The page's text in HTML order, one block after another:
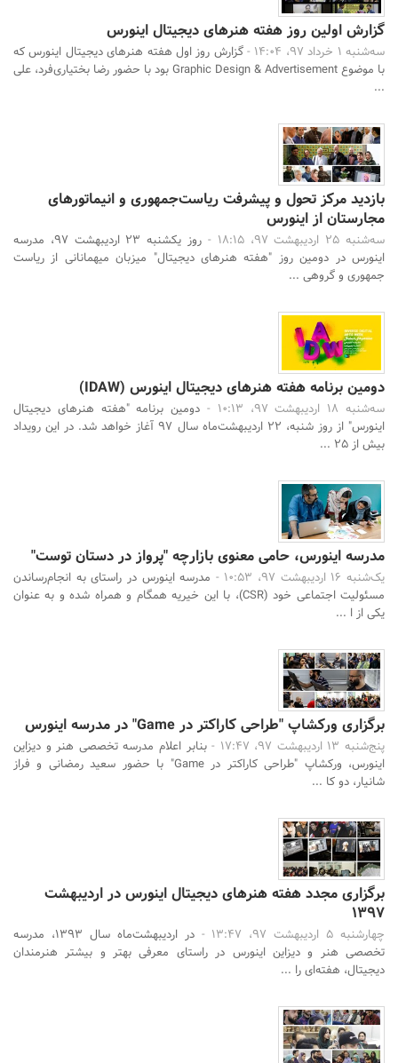
گزارش اولین روز هفته هنرهای دیجیتال اینورس
سه‌شنبه 1 خرداد 97، 14:04 -
گزارش روز اول هفته هنرهای دیجیتال اینورس که
با موضوع Graphic Design & Advertisement بود با حضور رضا بختیاری‌فرد، علی
...
بازدید مرکز تحول و پیشرفت ریاست‌جمهوری و انیماتورهای
مجارستان از اینورس
سه‌شنبه 25 اردیبهشت 97، 18:15 -
روز یکشنبه 23 اردیبهشت 97، مدرسه
اینورس در دومین روز "هفته هنرهای دیجیتال" میزبان میهمانانی از ریاست
جمهوری و گروهی ...
دومین برنامه هفته هنرهای دیجیتال اینورس (IDAW)
سه‌شنبه 18 اردیبهشت 97، 10:13 -
دومین برنامه "هفته هنرهای دیجیتال
اینورس" از روز شنبه، 22 اردیبهشت‌ماه سال 97 آغاز خواهد شد. در این رویداد
بیش از 25 ...
مدرسه اینورس، حامی معنوی بازارچه "پرواز در دستان توست"
یک‌شنبه 16 اردیبهشت 97، 10:53 -
مدرسه اینورس در راستای به انجام‌رساندن
مسئولیت اجتماعی خود (CSR)، با این خیریه همگام و همراه شده و به عنوان
یکی از ا ...
برگزاری ورکشاپ "طراحی کاراکتر در Game" در مدرسه اینورس
پنج‌شنبه 13 اردیبهشت 97، 17:47 -
بنابر اعلام مدرسه تخصصی هنر و دیزاین
اینورس، ورکشاپ "طراحی کاراکتر در Game" با حضور سعید رمضانی و فراز
شانیار، دو کا ...
برگزاری مجدد هفته هنرهای دیجیتال اینورس در اردیبهشت
1397
چهارشنبه 5 اردیبهشت 97، 13:47 -
در اردیبهشت‌ماه سال ۱۳۹۳، مدرسه
تخصصی هنر و دیزاین اینورس در راستای معرفی بهتر و بیشتر هنرمندان
دیجیتال، هفته‌ای را ...